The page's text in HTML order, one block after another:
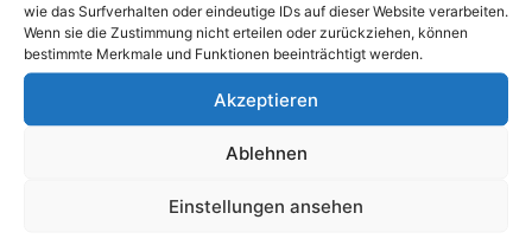
wie das Surfverhalten oder eindeutige IDs auf dieser Website verarbeiten.
Wenn sie die Zustimmung nicht erteilen oder zurückziehen, können
bestimmte Merkmale und Funktionen beeinträchtigt werden.
Akzeptieren
Ablehnen
Einstellungen ansehen
Abschließend wird oft noch eine Bewertung der
gesamten Anlage vorgenommen. Hierbei werden die
Ergebnisse aller Prüfungen zusammengeführt und
analysiert. Maßnahmen zur Behebung eventueller
Mängel werden festgelegt. Dies ist der letzte Schritt, um
Anlage zu gewährleisten. Regelmäßige Überprüfungen